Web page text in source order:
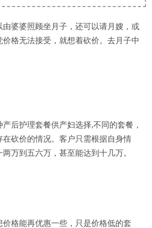
婆婆照顾坐月子，还可以请月嫂，或
格无法接受，就想着砍价。去月子中
后护理套餐供产妇选择,不同的套餐，
砍价的情况。客户只需根据自身情
万到五六万，甚至能达到十几万。
格能再优惠一些，只是价格低的套